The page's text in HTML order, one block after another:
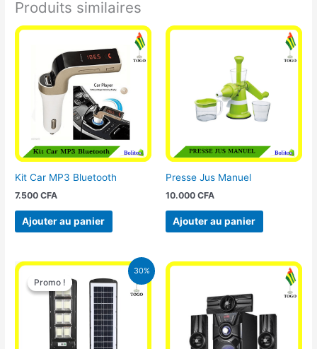
Produits similaires
Kit Car MP3 Bluetooth
7.500CFA
Ajouter au panier
Presse Jus Manuel
10.000 CFA
Ajouter au panier
30%
Promo !
Promo !
Le
prix
initial
était :
50.000 CFA.
Le
prix
actuel
est :
35.000 CFA.